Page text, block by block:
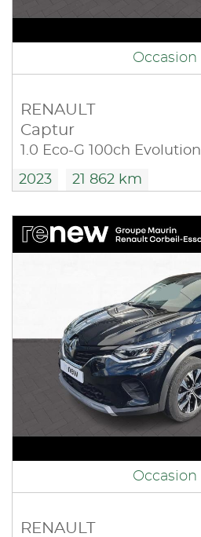
Occasion
RENAULT
Captur
1.0 Eco-G 100ch Evolution
2023 21 862 km
Occasion
RENAULT